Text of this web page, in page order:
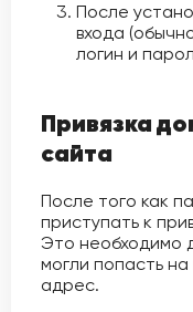
После
входа
логин и
Привязка
сайта
После того как
приступать к
Это необходимо
могли попасть
адрес.